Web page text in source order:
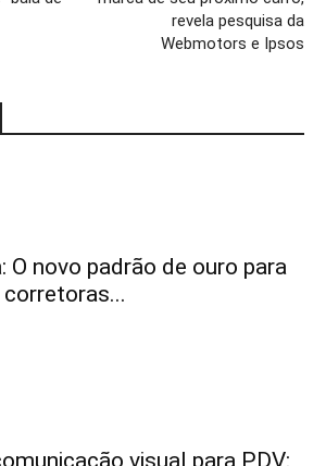
revela pesquisa da
Webmotors e Ipsos
O novo padrão de ouro para
visual para PDV: